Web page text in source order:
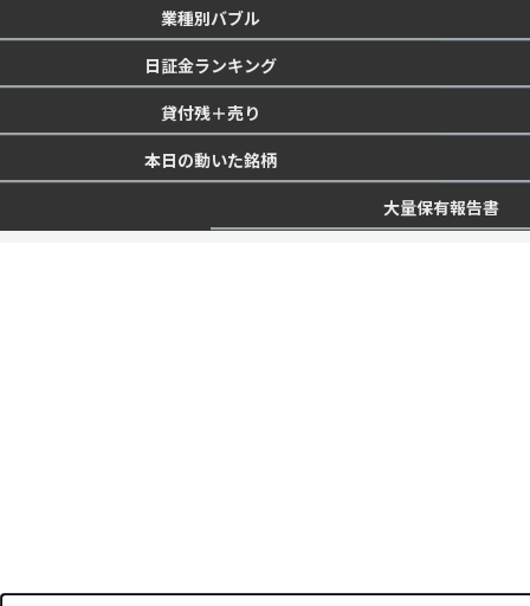
業種別バブル
日証金ランキング
貸付残＋売り
本日の動いた銘柄
大量保有報告書